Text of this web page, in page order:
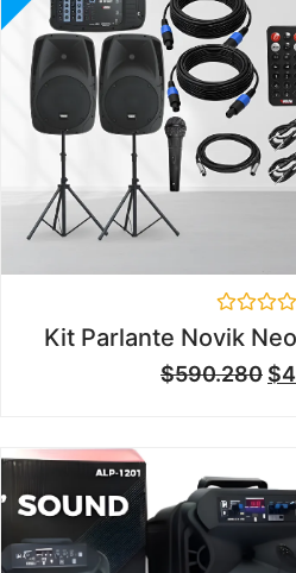
Valorado
en
0
de
Kit Parlante Novik
$590.280 $